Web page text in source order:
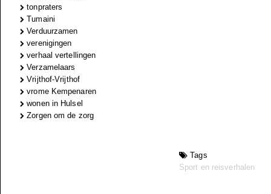
tonpraters
Tumaini
Verduurzamen
verenigingen
verhaal vertellingen
Verzamelaars
Vrijthof-Vrijthof
vrome Kempenaren
wonen in Hulsel
Zorgen om de zorg
Tags
Sport en reisverhalen